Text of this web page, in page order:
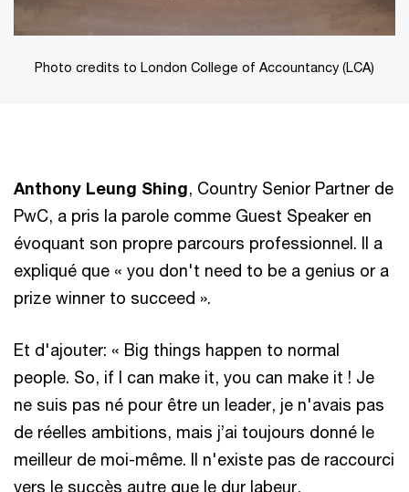
Photo credits to London College of Accountancy (LCA)
Anthony Leung Shing, Country Senior Partner de
PwC, a pris la parole comme Guest Speaker en
évoquant son propre parcours pro­fessionnel. Il a
expliqué que « you don't need to be a genius or a
prize winner to succeed ».
Et d'ajouter: « Big things happen to normal
people. So, if I can make it, you can make it ! Je
ne suis pas né pour être un leader, je n'avais pas
de réelles ambitions, mais j’ai toujours donné le
meilleur de moi-même. Il n'existe pas de rac­courci
vers le succès autre que le dur labeur,